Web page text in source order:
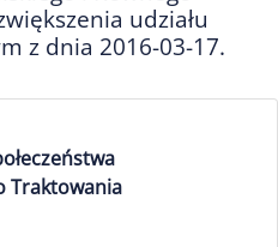
udziału
z dnia 2016-03-17.
Traktowania